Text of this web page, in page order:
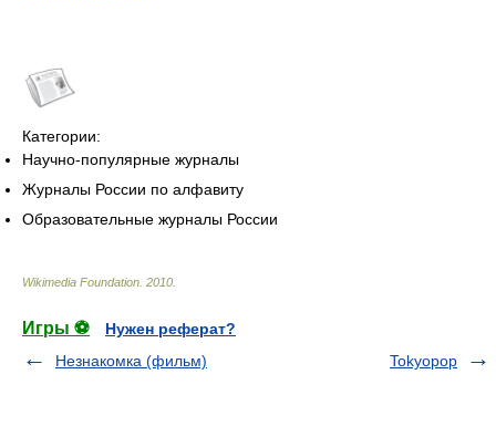
Категории:
Научно-популярные журналы
Журналы России по алфавиту
Образовательные журналы России
Wikimedia Foundation 2010
Игры ⚽
Нужен реферат?
Незнакомка (фильм)
Tokyopop